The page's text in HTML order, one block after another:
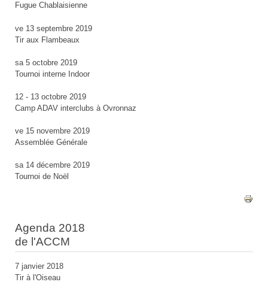
Fugue Chablaisienne
ve 13 septembre 2019
Tir aux Flambeaux
sa 5 octobre 2019
Tournoi interne Indoor
12 - 13 octobre 2019
Camp ADAV interclubs à Ovronnaz
ve 15 novembre 2019
Assemblée Générale
sa 14 décembre 2019
Tournoi de Noël
Agenda 2018
de l'ACCM
7 janvier 2018
Tir à l'Oiseau